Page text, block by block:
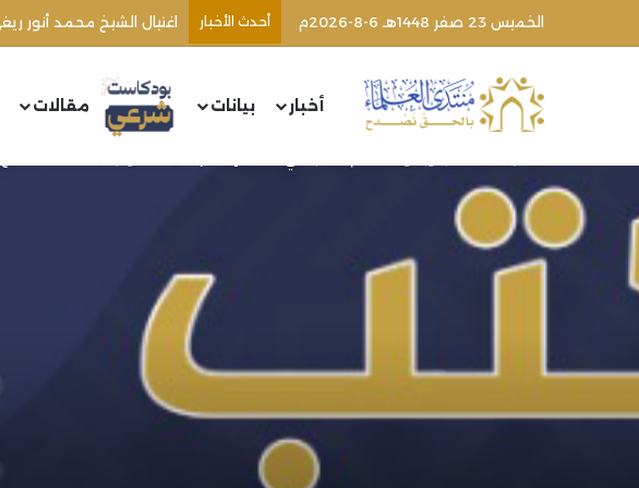
الخميس 23 صفر 1448هـ 6-8-2026م أحدث الأخبار
أخبار بيانات مقالات